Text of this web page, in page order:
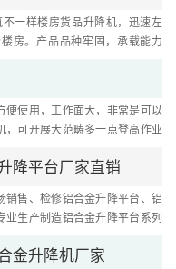
一样楼房货品升降机，迅速左
房。产品品种牢固，承载能力
便使用，工作面大，非常是可以
可开展大范畴多一点登高作业
降平台厂家直销
销售、检修铝合金升降平台、铝
生产制造铝合金升降平台系列
金升降机厂家